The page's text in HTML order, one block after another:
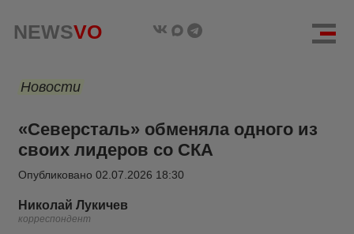
NEWSVO
Новости
«Северсталь» обменяла одного из
своих лидеров со СКА
Опубликовано 02.07.2026 18:30
Николай Лукичев
корреспондент